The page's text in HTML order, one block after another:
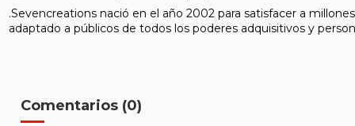
.Sevencreations nació en el año 2002 para satisfacer a
adaptado a públicos de todos los poderes adquisitivos y
Comentarios (0)